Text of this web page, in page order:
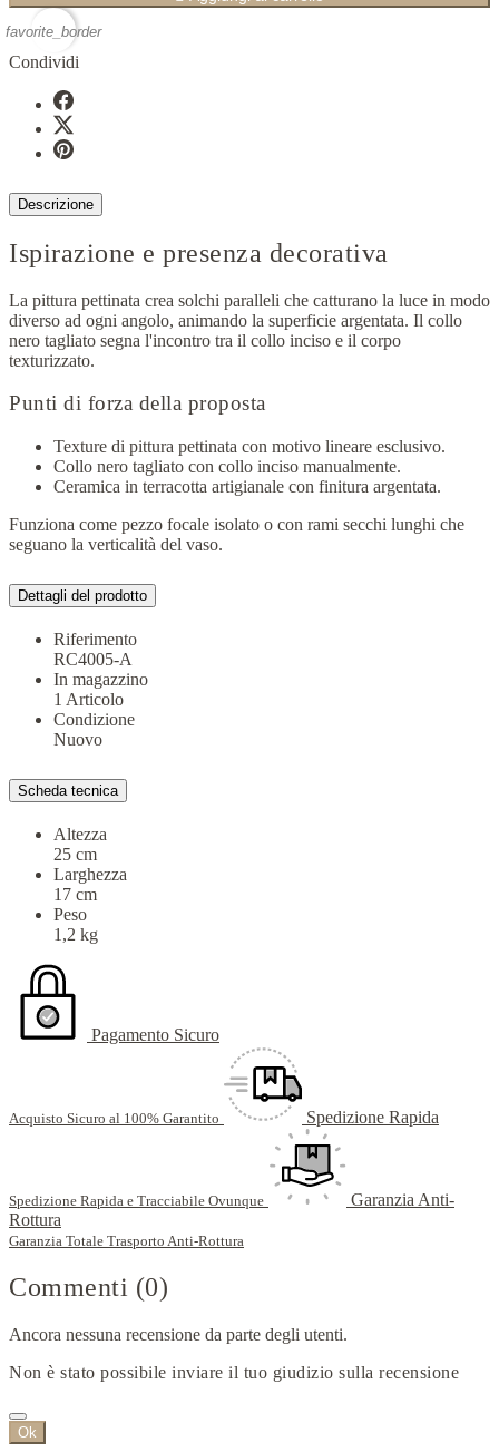
favorite_border
Condividi
Descrizione
Ispirazione e presenza decorativa
La pittura pettinata crea solchi paralleli che catturano la luce in modo
diverso ad ogni angolo, animando la superficie argentata. Il collo
nero tagliato segna l'incontro tra il collo inciso e il corpo
texturizzato.
Punti di forza della proposta
Texture di pittura pettinata con motivo lineare esclusivo.
Collo nero tagliato con collo inciso manualmente.
Ceramica in terracotta artigianale con finitura argentata.
Funziona come pezzo focale isolato o con rami secchi lunghi che
seguano la verticalità del vaso.
Dettagli del prodotto
Riferimento
RC4005-A
In magazzino
1 Articolo
Condizione
Nuovo
Scheda tecnica
Altezza
25 cm
Larghezza
17 cm
Peso
1,2 kg
Pagamento Sicuro
Acquisto Sicuro al 100% Garantito Spedizione Rapida
Spedizione Rapida e Tracciabile Ovunque
Garanzia Anti-
Rottura
Garanzia Totale Trasporto Anti-Rottura
Commenti (0)
Ancora nessuna recensione da parte degli utenti.
Non è stato possibile inviare il tuo giudizio sulla recensione
Ok